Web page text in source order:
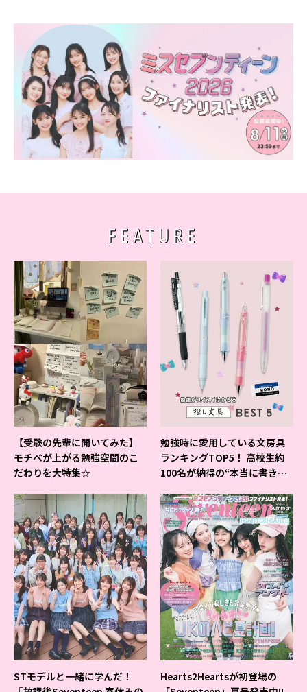
FEATURE
【受験の先輩に聞いてみた】
モチベが上がる勉強空間のこ
だわりを大特集☆
勉強時に愛用している文房具
ランキングTOP5！ 高校生約
100名が納得の“本当に書きや
STモデルと一緒に学んだ！
Hearts2Heartsが初登場の